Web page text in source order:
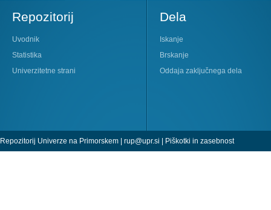
Repozitorij
Uvodnik
Statistika
Univerzitetne strani
Dela
Iskanje
Brskanje
Oddaja zaključnega dela
Repozitorij Univerze na Primorskem | rup@upr.si | Piškotki in zasebnost